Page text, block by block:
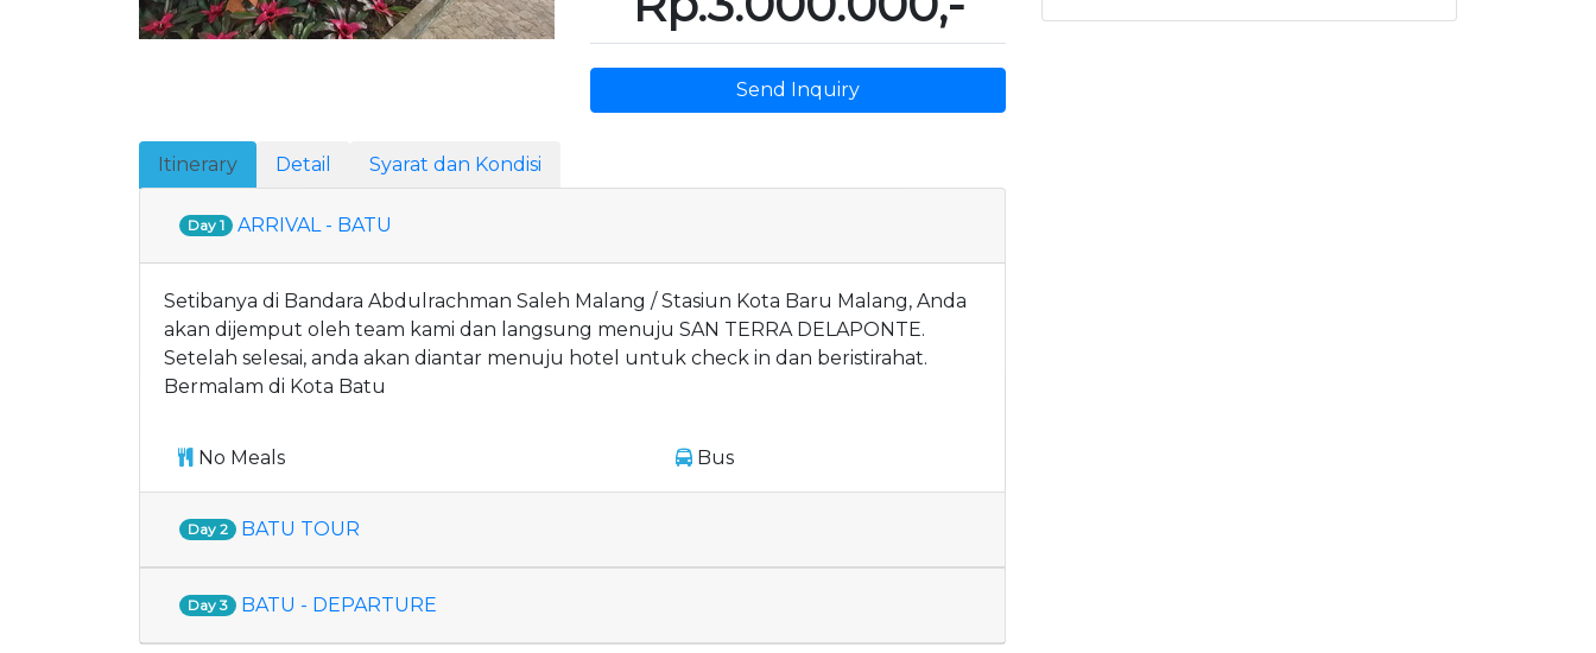
Send Inquiry
Itinerary Detail Syarat dan Kondisi
Day 1 ARRIVAL - BATU
Setibanya di Bandara Abdulrachman Saleh Malang / Stasiun Kota Baru Malang, Anda
akan dijemput oleh team kami dan langsung menuju SAN TERRA DELAPONTE.
Setelah selesai, anda akan diantar menuju hotel untuk check in dan beristirahat.
Bermalam di Kota Batu
No Meals Bus
Day 2 BATU TOUR
Day 3 BATU - DEPARTURE